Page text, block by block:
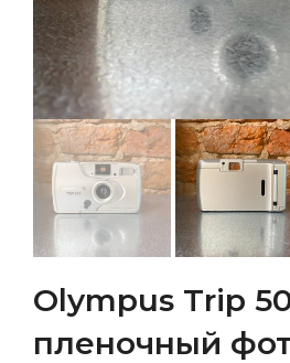
Olympus Trip
пленочный